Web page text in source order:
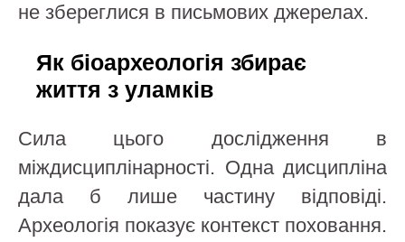
не збереглися в письмових джерелах.
Як біоархеологія збирає
життя з уламків
Сила цього дослідження в
міждисциплінарності. Одна дисципліна
дала б лише частину відповіді.
Археологія показує контекст поховання.